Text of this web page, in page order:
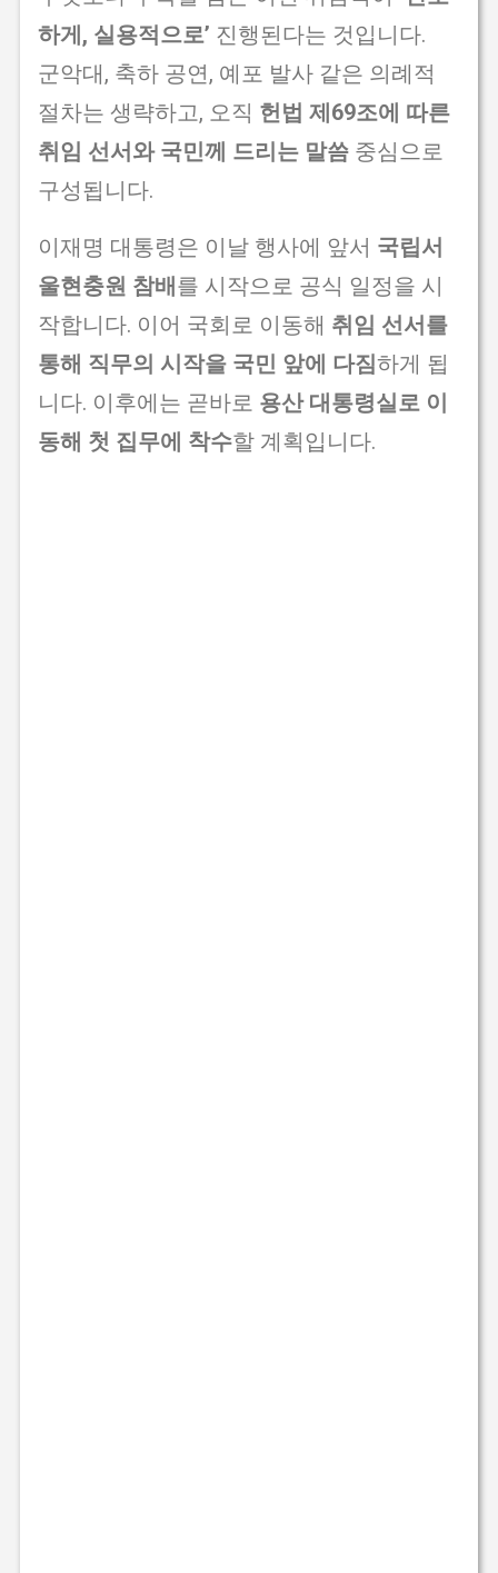
하게, 실용적으로’ 진행된다는 것입니다.
군악대, 축하 공연, 예포 발사 같은 의례적
절차는 생략하고, 오직 헌법 제69조에 따른
취임 선서와 국민께 드리는 말씀중심으로
구성됩니다.
이재명 대통령은 이날 행사에 앞서 국립서
울현충원 참배를 시작으로 공식 일정을 시
작합니다. 이어 국회로 이동해 취임 선서를
통해 직무의 시작을 국민 앞에 다짐하게 됩
니다. 이후에는 곧바로 용산 대통령실로 이
동해 첫 집무에 착수할 계획입니다.